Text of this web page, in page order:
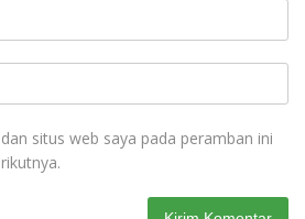
situs web saya pada peramban ini